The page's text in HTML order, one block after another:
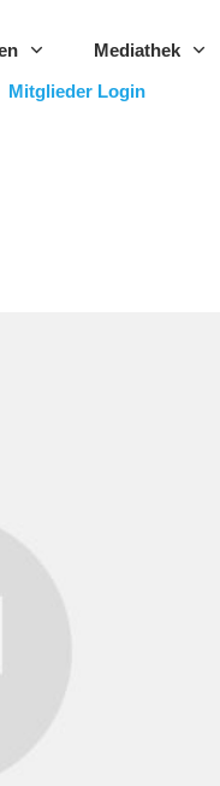
Mediathek
Mitglieder Login